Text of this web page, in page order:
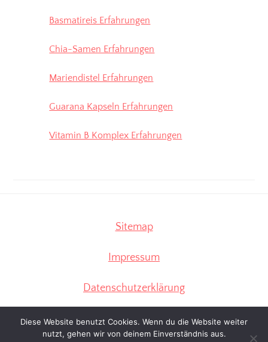
Basmatireis Erfahrungen
Chia-Samen Erfahrungen
Mariendistel Erfahrungen
Guarana Kapseln Erfahrungen
Vitamin B Komplex Erfahrungen
Sitemap
Impressum
Datenschutzerklärung
Diese Website benutzt Cookies. Wenn du die Website weiter
nutzt, gehen wir von deinem Einverständnis aus.